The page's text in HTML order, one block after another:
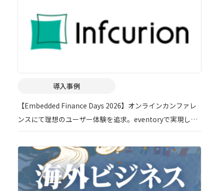
導入事例
【Embedded Finance Days 2026】オンラインカンファレ
ンスにて理想のユーザー体験を追求。eventoryで実現した
「データに基づくイベントマーケティング」の舞台裏